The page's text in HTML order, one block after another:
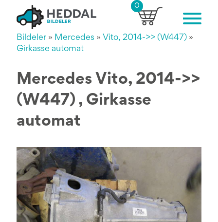
0
Bildeler » Mercedes » Vito, 2014->> (W447) »
Girkasse automat
Mercedes Vito, 2014->>
(W447) , Girkasse
automat